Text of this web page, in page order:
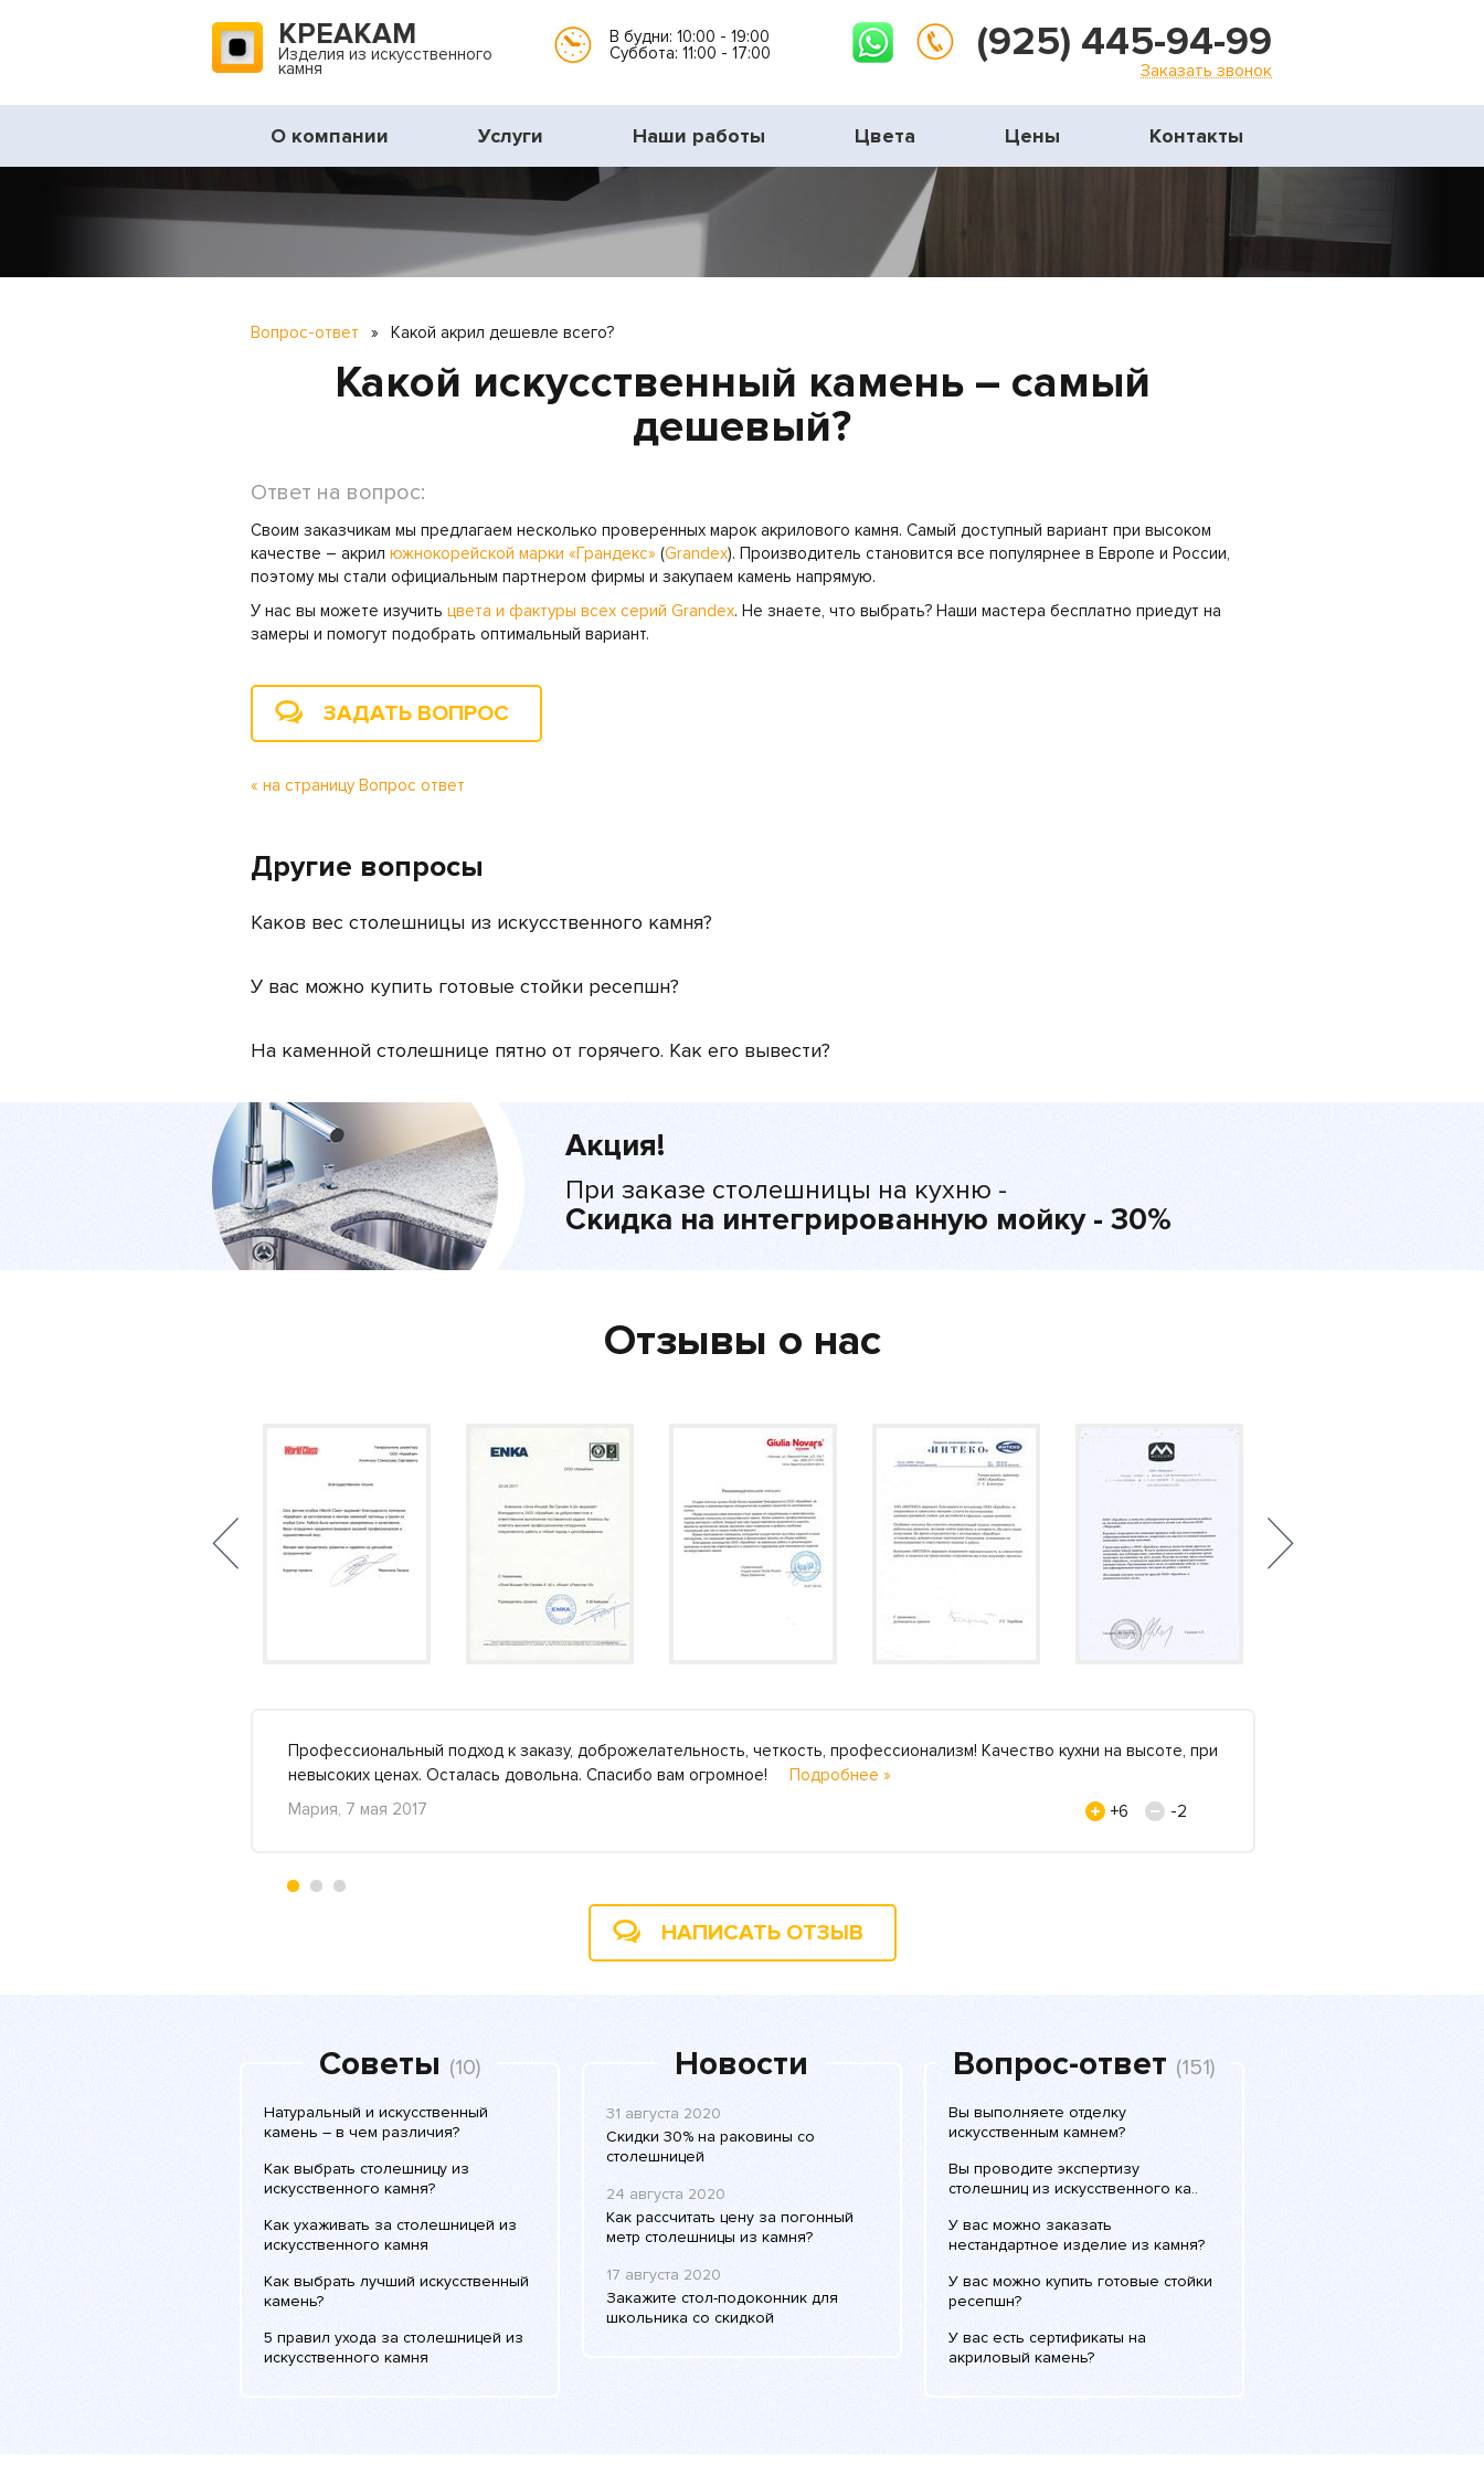
КРЕАКАМ
Изделия из искусственного
камня
В будни: 10:00 - 19:00
Суббота: 11:00 - 17:00
(925) 445-94-99
Заказать звонок
О компании Услуги Наши работы Цвета Цены Контакты
Вопрос-ответ » Какой акрил дешевле всего?
Какой искусственный камень – самый
дешевый?
Ответ на вопрос:
Своим заказчикам мы предлагаем несколько проверенных марок акрилового камня. Самый доступный вариант при высоком
качестве – акрил южнокорейской марки «Грандекс» (Grandex). Производитель становится все популярнее в Европе и России,
поэтому мы стали официальным партнером фирмы и закупаем камень напрямую.
У нас вы можете изучить цвета и фактуры всех серий Grandex. Не знаете, что выбрать? Наши мастера бесплатно приедут на
замеры и помогут подобрать оптимальный вариант.
ЗАДАТЬ ВОПРОС
« на страницу Вопрос ответ
Другие вопросы
Каков вес столешницы из искусственного камня?
У вас можно купить готовые стойки ресепшн?
На каменной столешнице пятно от горячего. Как его вывести?
Акция!
При заказе столешницы на кухню -
Скидка на интегрированную мойку - 30%
Отзывы о нас
Профессиональный подход к заказу, доброжелательность, четкость, профессионализм! Качество кухни на высоте, при
невысоких ценах. Осталась довольна. Спасибо вам огромное! Подробнее »
+6
-2
Мария, 7 мая 2017
НАПИСАТЬ ОТЗЫВ
Советы (10)
Натуральный и искусственный
камень – в чем различия?
Как выбрать столешницу из
искусственного камня?
Как ухаживать за столешницей из
искусственного камня
Как выбрать лучший искусственный
камень?
5 правил ухода за столешницей из
искусственного камня
Новости
31 августа 2020
Скидки 30% на раковины со
столешницей
24 августа 2020
Как рассчитать цену за погонный
метр столешницы из камня?
17 августа 2020
Закажите стол-подоконник для
школьника со скидкой
Вопрос-ответ (151)
Вы выполняете отделку
искусственным камнем?
Вы проводите экспертизу
столешниц из искусственного ка..
У вас можно заказать
нестандартное изделие из камня?
У вас можно купить готовые стойки
ресепшн?
У вас есть сертификаты на
акриловый камень?